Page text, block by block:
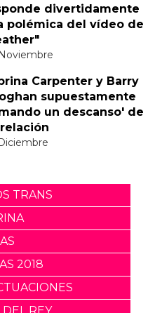
divertidamente
polémica del vídeo de
Carpenter y Barry
supuestamente
un descanso' de
TRANS
2018